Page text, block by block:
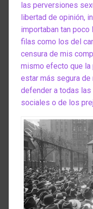
las perversiones
libertad de opinión,
importaban tan
filas como los del
censura de mis
mismo efecto que la
estar más segura
defender a todas
sociales o de los